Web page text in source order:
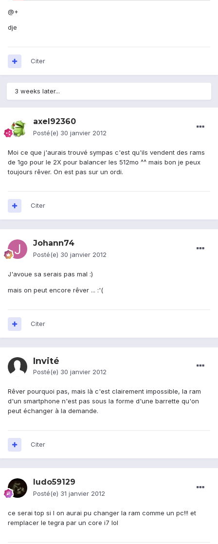
@+
dje
Citer
3 weeks later...
axel92360
Posté(e) 30 janvier 2012
Moi ce que j'aurais trouvé sympas c'est qu'ils vendent des rams
de 1go pour le 2X pour balancer les 512mo ^^ mais bon je peux
toujours rêver. On est pas sur un ordi.
Citer
Johann74
Posté(e) 30 janvier 2012
J'avoue sa serais pas mal :)
mais on peut encore rêver ... :'(
Citer
Invité
Posté(e) 30 janvier 2012
Rêver pourquoi pas, mais là c'est clairement impossible, la ram
d'un smartphone n'est pas sous la forme d'une barrette qu'on
peut échanger à la demande.
Citer
ludo59129
Posté(e) 31 janvier 2012
ce serai top si l on aurai pu changer la ram comme un pc!!! et
remplacer le tegra par un core i7 lol